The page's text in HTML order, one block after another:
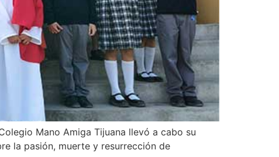
Mano Amiga Tijuana llevó a cabo su
la pasión, muerte y resurrección de